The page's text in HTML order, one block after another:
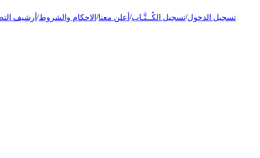
تسجيل الدخول/تسجيل الكُــتَّـاب/ أعلن معنا/ الاحكام والشروط/ أرشيف